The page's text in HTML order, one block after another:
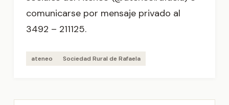
comunicarse por mensaje privado al
3492 – 211125.
ateneo Sociedad Rural de Rafaela